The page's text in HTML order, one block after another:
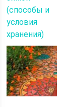
(способы и
условия
хранения)